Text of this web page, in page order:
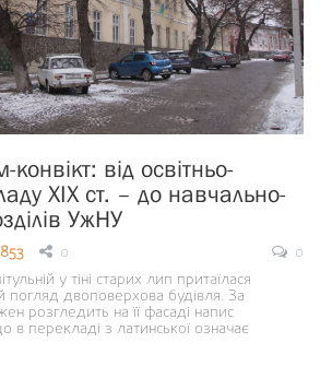
від освітньо-
ХІХ ст. – до навчально-
УжНУ
853 0
0
у тіні старих лип притаїлася
двоповерхова будівля. За
розгледить на її фасаді напис
перекладі з латинської означає